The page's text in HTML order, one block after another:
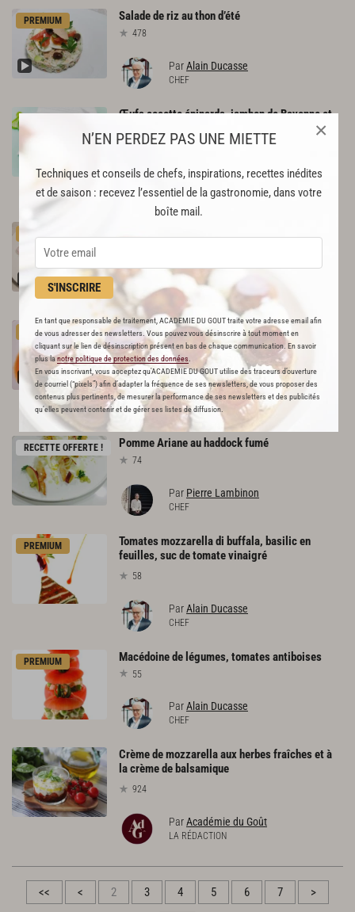
N’EN PERDEZ PAS UNE MIETTE
Techniques et conseils de chefs, inspirations, recettes inédites
et de saison : recevez l’essentiel de la gastronomie, dans votre
boîte mail.
S'INSCRIRE
En tant que responsable de traitement, ACADEMIE DU GOUT traite votre adresse email afin
de vous adresser des newsletters. Vous pouvez vous désinscrire à tout moment en
cliquant sur le lien de désinscription présent en bas de chaque communication. En savoir
plus lanotre politique de protection des données
En vous inscrivant, vous acceptez qu'ACADEMIE DU GOUT utilise des traceurs d’ouverture
de courriel (“pixels”) afin d’adapter la fréquence de ses newsletters, de vous proposer des
contenus plus pertinents, de mesurer la performance de ses newsletters et des publicités
qu’elles peuvent contenir et de gérer ses listes de diffusion.
×
PREMIUM Saladederizauthond’été
478
ParAlain Ducasse
CHEF
Œufs cocotte épinards, jambon de Bayonne et
Par Académie du Goût
LA RÉDACTION
ParDenny Imbroisi
CHEF
PREMIUM
Burrata, tomates anciennes, gaspacho de
pastèque
884
ParDenny Imbroisi
CHEF
RECETTE OFFERTE ! PommeArianeau haddockfumé
74
Par Pierre Lambinon
CHEF
PREMIUM
Tomates mozzarella di buffala, basilic en
feuilles, suc de tomate vinaigré
58
ParAlain Ducasse
CHEF
PREMIUM Macédoinede légumes, tomatesantiboises
55
ParAlain Ducasse
CHEF
Crème de mozzarella aux herbes fraîches et à
la crème de balsamique
924
ParAcadémie du Goût
LA RÉDACTION
<< < 2 3 4 5 6 7 >